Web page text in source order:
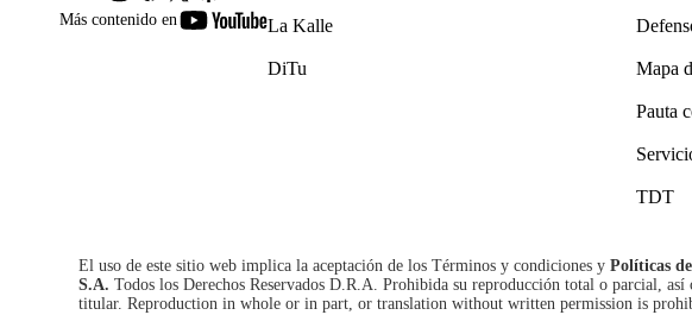
Más contenido en
youtube-
La Kalle
DiTu Mapa
Pauta
TDT
El uso de este sitio web implica la aceptación de los Términos y condiciones y Políticas
S.A. Todos los Derechos Reservados D.R.A. Prohibida su reproducción total o parcial,
titular. Reproduction in whole or in part, or translation without written permission is